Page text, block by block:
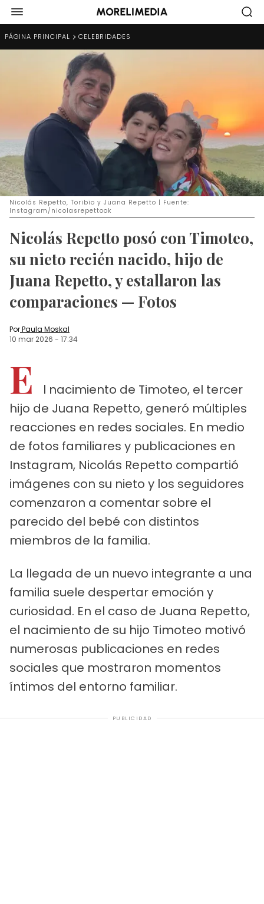
PÁGINA PRINCIPAL CELEBRIDADES
Nicolás Repetto, Toribio y Juana Repetto | Fuente:
Instagram/nicolasrepettook
Nicolás Repetto posó con Timoteo,
su nieto recién nacido, hijo de
Juana Repetto, y estallaron las
comparaciones — Fotos
PorPaula Moskal
10 mar 2026 - 17:34
E
l nacimiento de Timoteo, el tercer
hijo de Juana Repetto, generó múltiples
reacciones en redes sociales. En medio
de fotos familiares y publicaciones en
Instagram, Nicolás Repetto compartió
imágenes con su nieto y los seguidores
comenzaron a comentar sobre el
parecido del bebé con distintos
miembros de la familia.
La llegada de un nuevo integrante a una
familia suele despertar emoción y
curiosidad. En el caso de Juana Repetto,
el nacimiento de su hijo Timoteo motivó
numerosas publicaciones en redes
sociales que mostraron momentos
íntimos del entorno familiar.
PUBLICIDAD